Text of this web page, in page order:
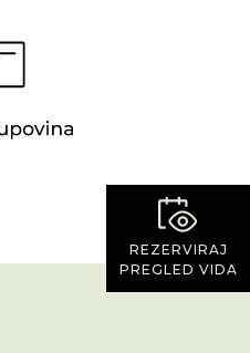
REZERVIRAJ
PREGLED VIDA